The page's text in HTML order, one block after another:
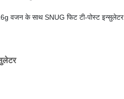
वजन के साथ SNUG फिट टी-पोस्ट इन्सुलेटर